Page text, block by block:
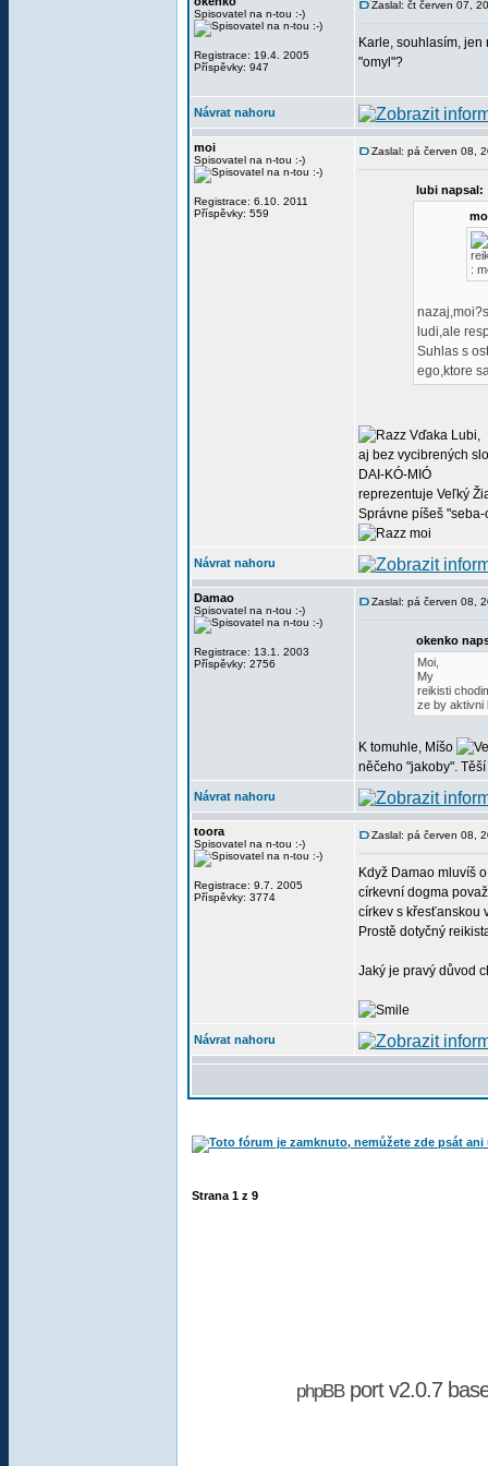
Spisovatel na n-tou :-)
Registrace: 19.4. 2005
Příspěvky: 947
Zaslal: čt červen 07,
Karle, souhlasím, jen
"omyl"?
Návrat nahoru
moi
Spisovatel na n-tou :-)
Registrace: 6.10. 2011
Příspěvky: 559
Zaslal: pá červen 08,
lubi napsal:
:
ludi,ale
Suhlas s
ego,ktore
Vďaka Lubi,
aj bez vycibrených
DAI-KÓ-MIÓ
reprezentuje Veľký
Správne píšeš
moi
Návrat nahoru
Damao
Spisovatel na n-tou :-)
Registrace: 13.1. 2003
Příspěvky: 2756
Zaslal: pá červen 08,
okenko
Moi,
My
reikisti
ze by aktivni
K tomuhle, Míšo
něčeho "jakoby". Těší
Návrat nahoru
toora
Spisovatel na n-tou :-)
Registrace: 9.7. 2005
Příspěvky: 3774
Zaslal: pá červen 08,
Když Damao mluvíš
církevní dogma
církev s křesťanskou
Prostě dotyčný
Jaký je pravý důvod
Návrat nahoru
Strana 1 z 9
phpBBport v2.0.7